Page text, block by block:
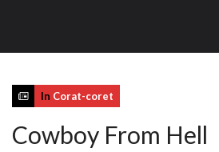
In Corat-coret
Cowboy From Hell